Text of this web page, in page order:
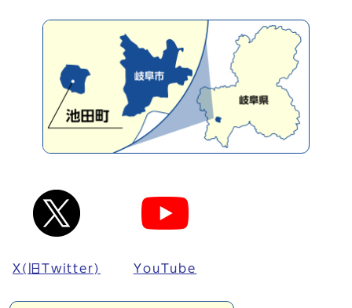
X(旧Twitter) YouTube